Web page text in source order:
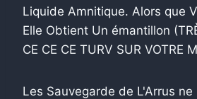
Liquide Amnitique. Alors que
Elle Obtient Un émantillon
CE CE CE TURV SUR VOTRE
Les Sauvegarde de L'Arrus ne